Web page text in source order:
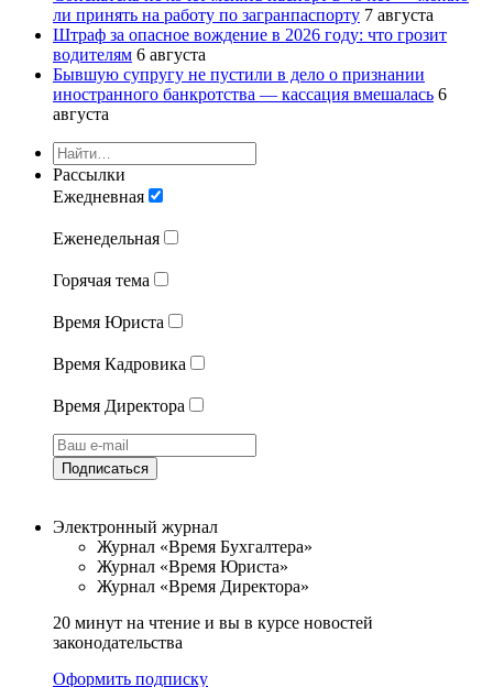
ли принять на работу по загранпаспорту 7 августа
Штраф за опасное вождение в 2026 году: что грозит
водителям 6 августа
Бывшую супругу не пустили в дело о признании
иностранного банкротства — кассация вмешалась 6
августа
Рассылки
Ежедневная
Еженедельная
Горячая тема
Время Юриста
Время Кадровика
Время Директора
Подписаться
Электронный журнал
Журнал «Время Бухгалтера»
Журнал «Время Юриста»
Журнал «Время Директора»
20 минут на чтение и вы в курсе новостей
законодательства
Оформить подписку